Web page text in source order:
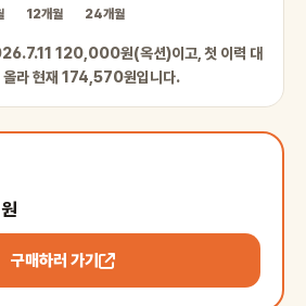
12개월 24개월
120,000원(옥션)이고, 첫 이력 대
라 현재 174,570원입니다.
원
구매하러 가기